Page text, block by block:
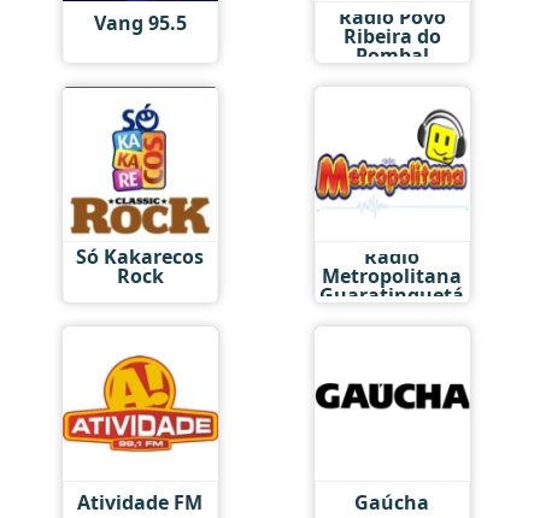
Vang 95.5 Rádio Povo
Ribeira do
Pombal
Só Kakarecos
Rock
Rádio
Metropolitana
Guaratinguetá
Atividade FM Gaúcha